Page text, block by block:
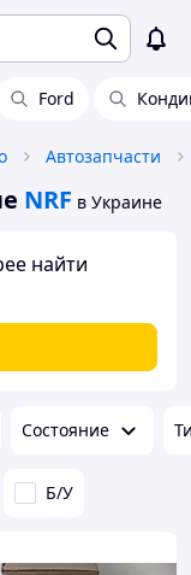
Ford
Автозапчасти
NRF в Украине
найти
Состояние
Б/У